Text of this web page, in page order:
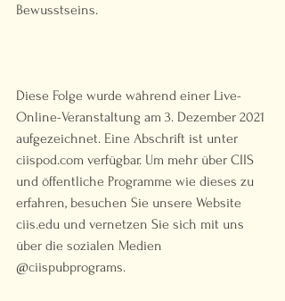
Bewusstseins.
Diese Folge wurde während einer Live-
Online-Veranstaltung am 3. Dezember 2021
aufgezeichnet. Eine Abschrift ist unter
ciispod.com verfügbar. Um mehr über CIIS
und öffentliche Programme wie dieses zu
erfahren, besuchen Sie unsere Website
ciis.edu und vernetzen Sie sich mit uns
über die sozialen Medien
@ciispubprograms.